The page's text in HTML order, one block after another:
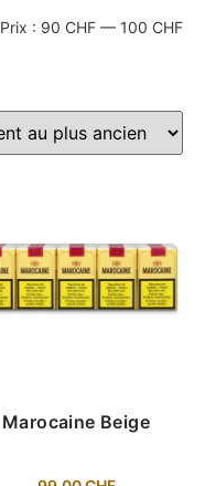
Prix : 90 CHF — 100 CHF
Marocaine Beige